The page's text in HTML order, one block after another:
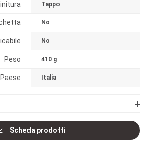
Tappo
No
No
Peso 410 g
Paese Italia
Scheda prodotti